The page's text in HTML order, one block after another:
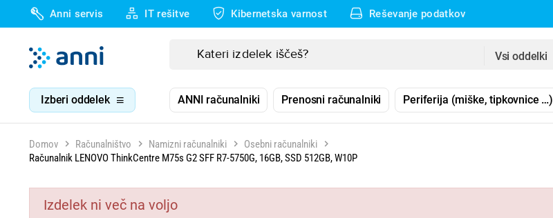
Anni servis IT rešitve Kibernetska varnost Reševanje podatkov
Vsi oddelki
Izberi oddelek ANNI računalniki Prenosni računalniki Periferija (miške, tipkovnice …)
Domov Računalništvo Namizni računalniki
Osebni računalniki
Računalnik LENOVO ThinkCentre M75s G2 SFF R7-5750G, 16GB, SSD 512GB, W10P
Izdelek ni več na voljo